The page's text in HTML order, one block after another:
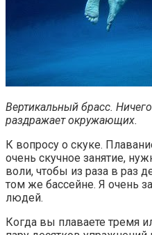
Вертикальный брасс.
раздражает окружающих.
К вопросу о скуке.
очень скучное занятие,
воли, чтобы из раза в раз
том же бассейне. Я очень
людей.
Когда вы плаваете тремя